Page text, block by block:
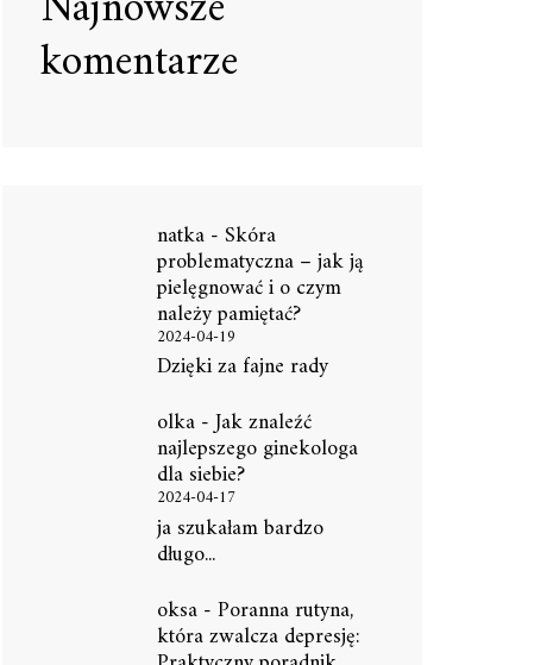
komentarze
natka-Skóra
problematyczna – jak ją
pielęgnować i o czym
należy pamiętać?
2024-04-19
Dzięki za fajne rady
olka-Jak znaleźć
najlepszego ginekologa
dla siebie?
2024-04-17
ja szukałam bardzo
długo...
oksa-Poranna rutyna,
która zwalcza depresję: